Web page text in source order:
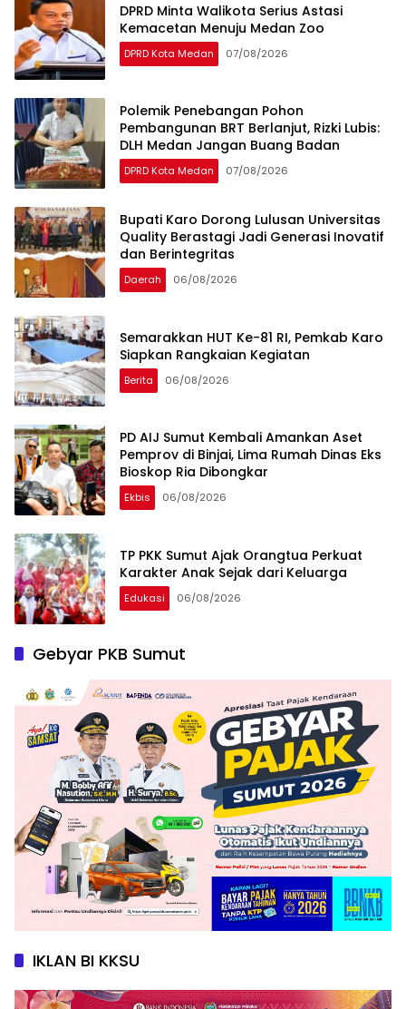
DPRD Minta Walikota Serius Astasi
Kemacetan Menuju Medan Zoo
DPRD Kota Medan 07/08/2026
Polemik Penebangan Pohon
Pembangunan BRT Berlanjut, Rizki Lubis:
DLH Medan Jangan Buang Badan
DPRD Kota Medan 07/08/2026
Bupati Karo Dorong Lulusan Universitas
Quality Berastagi Jadi Generasi Inovatif
dan Berintegritas
Daerah 06/08/2026
Semarakkan HUT Ke-81 RI, Pemkab Karo
Siapkan Rangkaian Kegiatan
Berita 06/08/2026
PD AIJ Sumut Kembali Amankan Aset
Pemprov di Binjai, Lima Rumah Dinas Eks
Bioskop Ria Dibongkar
Ekbis 06/08/2026
TP PKK Sumut Ajak Orangtua Perkuat
Karakter Anak Sejak dari Keluarga
Edukasi 06/08/2026
Gebyar PKB Sumut
IKLAN BI KKSU